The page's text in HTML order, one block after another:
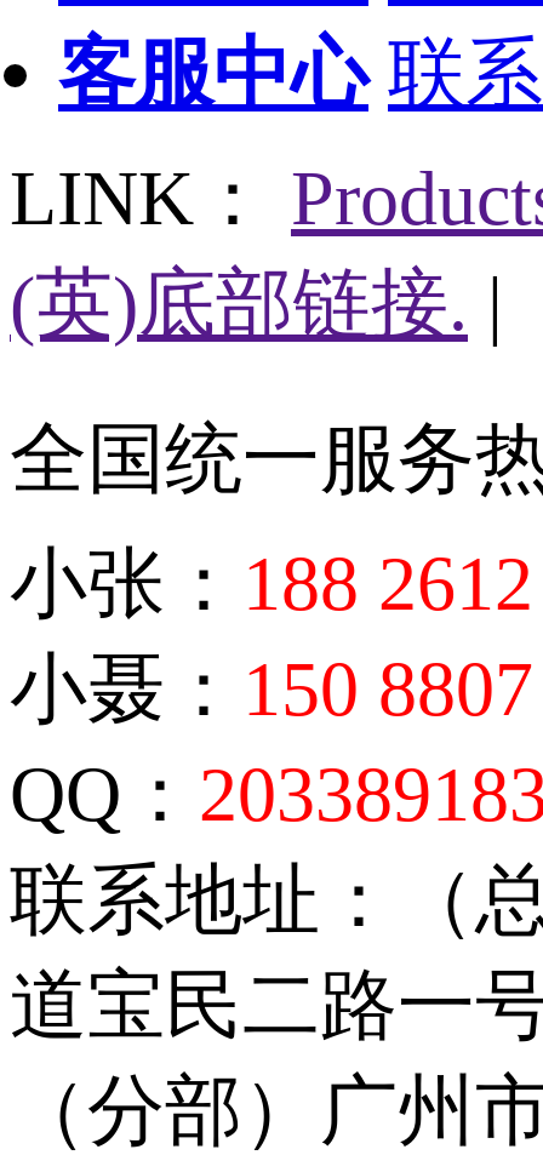
客服中心 联
LINK：
(英)底部链接. |
全国统一服务
小张： 188
小聂： 150
QQ：
联系地址：（
道宝民二路一
（分部）广州